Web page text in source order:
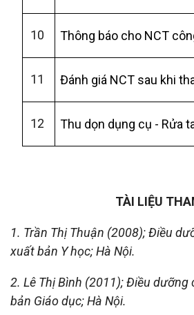
10 Thông báo cho NCT
11 Đánh giá NCT sau khi
12 Thu dọn dụng cụ - Rửa
TÀI LIỆU THAM
1. Trần Thị Thuận (2008);Điều
xuất bản Y học;Hà Nội.
2. Lê Thị Bình (2011);Điều dưỡng
bản Giáo dục;Hà Nội.